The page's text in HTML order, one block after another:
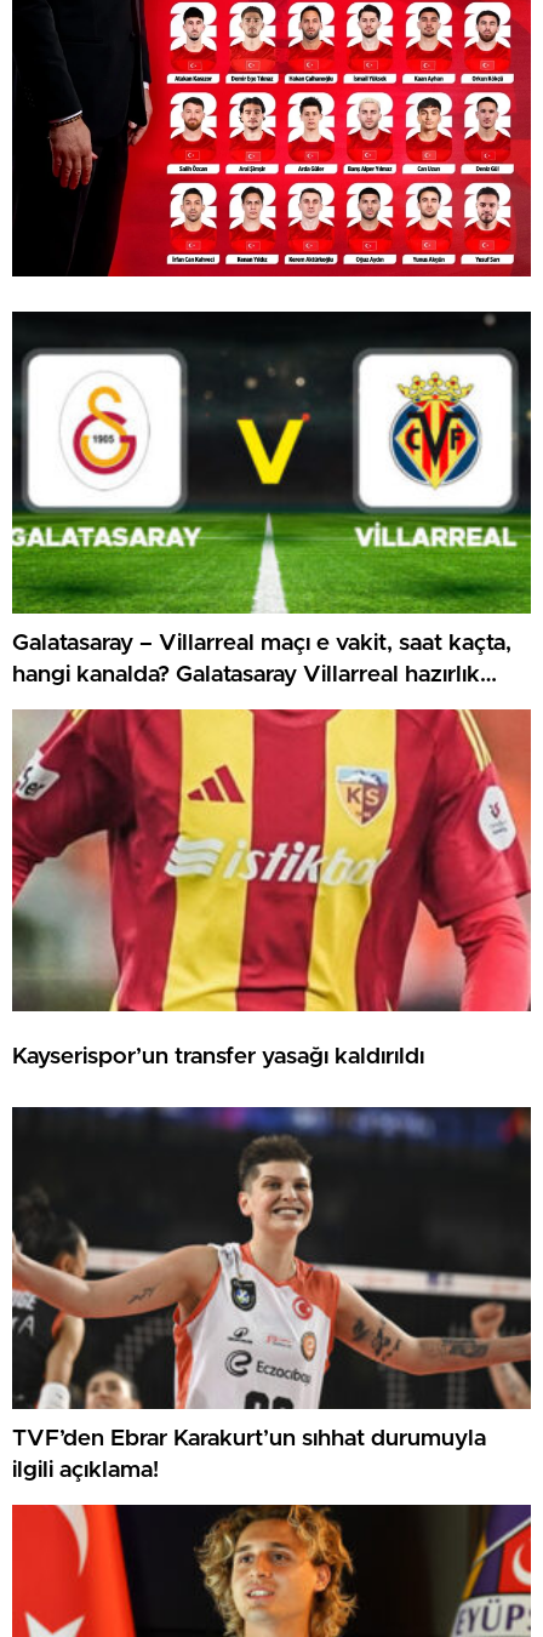
Galatasaray – Villarreal maçı e vakit, saat kaçta,
hangi kanalda? Galatasaray Villarreal hazırlık
maçı canlı izle
Kayserispor’un transfer yasağı kaldırıldı
TVF’den Ebrar Karakurt’un sıhhat durumuyla
ilgili açıklama!